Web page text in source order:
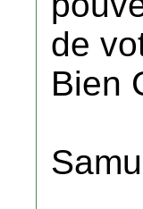
de
Bien